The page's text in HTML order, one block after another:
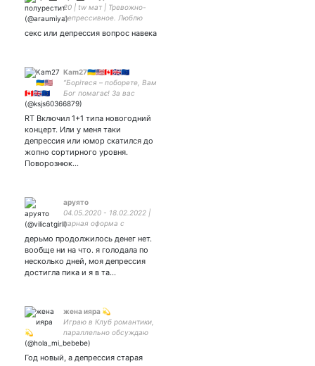
20 | tw мат | Тревожно-
депрессивное. Люблю
Анечьку🤍❤️🤍
секс или депрессия вопрос навека
Kam27🇺🇦🇺🇲🇨🇦🇬🇧🇪🇺
“Борітеся – поборете, Вам
Бог помагає! За вас
правда, за вас слава. І
воля святая!”
RT Включил 1+1 типа новогодний
концерт. Или у меня таки
депрессия или юмор скатился до
жопно сортирного уровня.
Поворознюк…
аруято
04.05.2020 - 18.02.2022 |
парная оформа с
дерьмо продолжилось денег нет.
вообще ни на что. я голодала по
несколько дней, моя депрессия
достигла пика и я в та…
жена ияра 💫
Играю в Клуб романтики,
параллельно обсуждаю
футбол и итальянскую
#chelsea #bigtimerush
Год новый, а депрессия старая